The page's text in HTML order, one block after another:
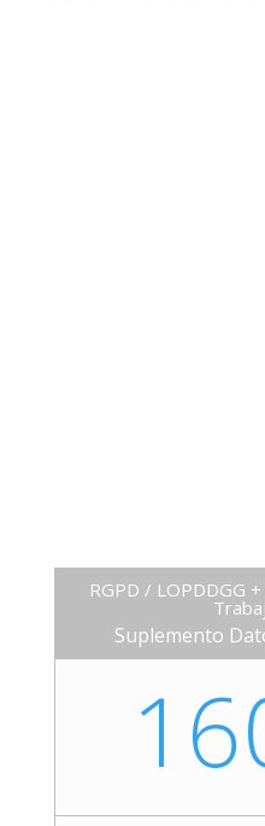
RGPD / LOPDDGG
Suplemento